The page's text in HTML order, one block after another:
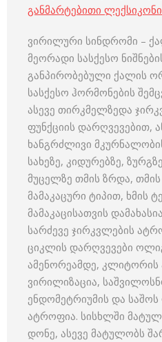
განმარტებითი ლექსიკონი
ვირილური სინდრომი –
მეორადი სასქესო
განპირობებული ქალის
სასქესო ჰორმონების
ასევე თირკმელზედა
ფუნქციის დარღვევებით,
ხანგრძლივი
სახეზე, კიდურებზე,
მუცელზე თმის ზრდა,
მამაკაცური ტიპით, ხმის
მამაკაცისათვის
სარძევე ჯირკვლების
ციკლის დარღვევები
ამენორეამდე,
ვირილიზაცია,
ენდომეტრიუმის და
ატროფია. სისხლში
დონე, ასევე მატულობს